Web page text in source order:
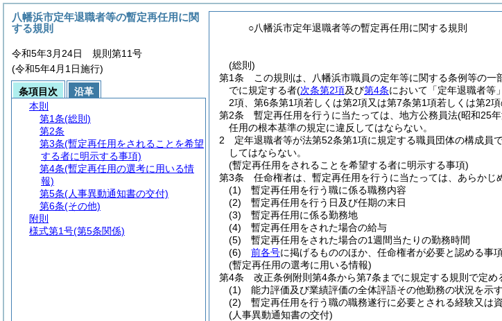
○八幡浜市定年退職者等の暫定再任用に関する規則
(総則)
第1条
この規則は、八幡浜市職員の定年等に関する条例等の一
でに規定する者(次条第2項及び第4条において「定年退職者等
2項、第6条第1項若しくは第2項又は第7条第1項若しくは第2
第2条
暫定再任用を行うに当たっては、地方公務員法(昭和25
任用の根本基準の規定に違反してはならない。
2
定年退職者等が法第52条第1項に規定する職員団体の構成員
してはならない。
(暫定再任用をされることを希望する者に明示する事項)
第3条
任命権者は、暫定再任用を行うに当たっては、あらかじ
(1)
暫定再任用を行う職に係る職務内容
(2)
暫定再任用を行う日及び任期の末日
(3)
暫定再任用に係る勤務地
(4)
暫定再任用をされた場合の給与
(5)
暫定再任用をされた場合の1週間当たりの勤務時間
(6)
前各号に掲げるもののほか、任命権者が必要と認める事
(暫定再任用の選考に用いる情報)
第4条
改正条例附則第4条から第7条までに規定する規則で定
(1)
能力評価及び業績評価の全体評語その他勤務の状況を示
(2)
暫定再任用を行う職の職務遂行に必要とされる経験又は
(人事異動通知書の交付)
八幡浜市定年退職者等の暫定再任用に関
する規則
令和5年3月24日 規則第11号
(令和5年4月1日施行)
条項目次
沿革
本則
第1条(総則)
第2条
第3条(暫定再任用をされることを希望
する者に明示する事項)
第4条(暫定再任用の選考に用いる情
報)
第5条(人事異動通知書の交付)
第6条(その他)
附則
様式第1号(第5条関係)